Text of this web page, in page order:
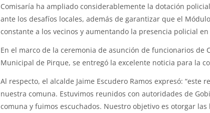
Comisaría ha ampliado considerablemente la dotación
ante los desafíos locales, además de garantizar que el
constante a los vecinos y aumentando la presencia policial en
En el marco de la ceremonia de asunción de funcionarios de
Municipal de Pirque, se entregó la excelente noticia para la
Al respecto, el alcalde Jaime Escudero Ramos expresó:
nuestra comuna. Estuvimos reunidos con autoridades de
comuna y fuimos escuchados. Nuestro objetivo es otorgar